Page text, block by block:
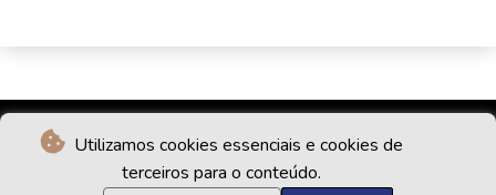
Utilizamos cookies essenciais e cookies de
terceiros para o conteúdo.